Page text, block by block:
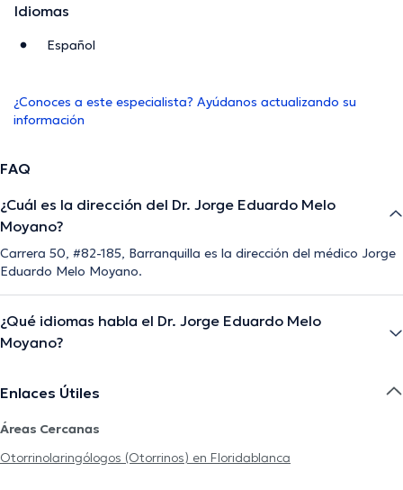
Idiomas
Español
¿Conoces a este especialista? Ayúdanos actualizando su
información
FAQ
¿Cuál es la dirección del Dr. Jorge Eduardo Melo
Moyano?
Carrera 50, #82-185, Barranquilla es la dirección del médico Jorge
Eduardo Melo Moyano.
¿Qué idiomas habla el Dr. Jorge Eduardo Melo
Moyano?
Enlaces Útiles
Áreas Cercanas
Otorrinolaringólogos (Otorrinos) en Floridablanca